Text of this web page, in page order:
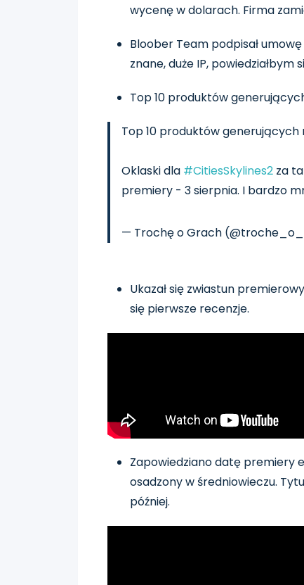
wycenę w dolarach. Firma
Bloober Team podpisał
znane, duże IP, powiedziałbym
Top 10 produktów
Top 10 produktów
Oklaski dla #CitiesSkylines2 za
premiery - 3 sierpnia. I bardzo
— Trochę o Grach
Ukazał się zwiastun premierowy
się pierwsze recenzje.
Zapowiedziano datę premiery
osadzony w średniowieczu.
później.